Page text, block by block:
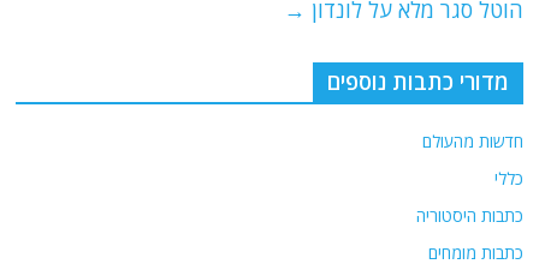
הוטל סגר מלא על לונדון →
מדורי כתבות נוספים
חדשות מהעולם
כללי
כתבות היסטוריה
כתבות מומחים